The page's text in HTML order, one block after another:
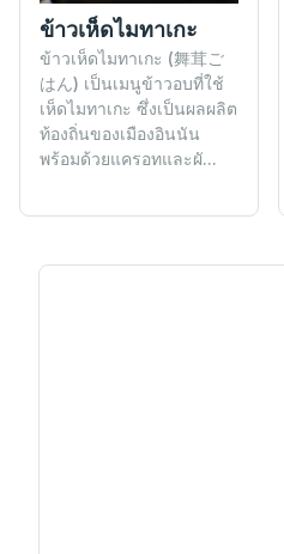
ข้าวเห็ดไมทาเกะ
ข้าวเห็ดไมทาเกะ (舞茸ご
はん) เป็นเมนูข้าวอบที่ใช้
เห็ดไมทาเกะ ซึ่งเป็นผลผลิต
ท้องถิ่นของเมืองอินนัน
พร้อมด้วยแครอทและผั...